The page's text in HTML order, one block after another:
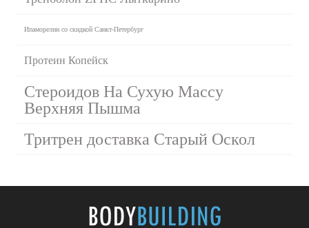
Ипаморелин со скидкой Санкт-Петербург
Протеин Копейск
Стероидов На Сухую Массу
Верхняя Пышма
Тритрен доставка Старый Оскол